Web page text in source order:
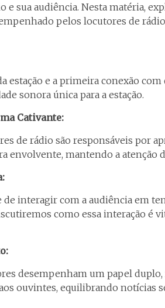
e sua audiência. Nesta matéria,
pelos locutores de
estação e a primeira conexão
sonora única para a estação.
Cativante:
de rádio são responsáveis por
envolvente, mantendo a atenção
de interagir com a audiência em
como essa interação é
desempenham um papel
ouvintes, equilibrando notícias